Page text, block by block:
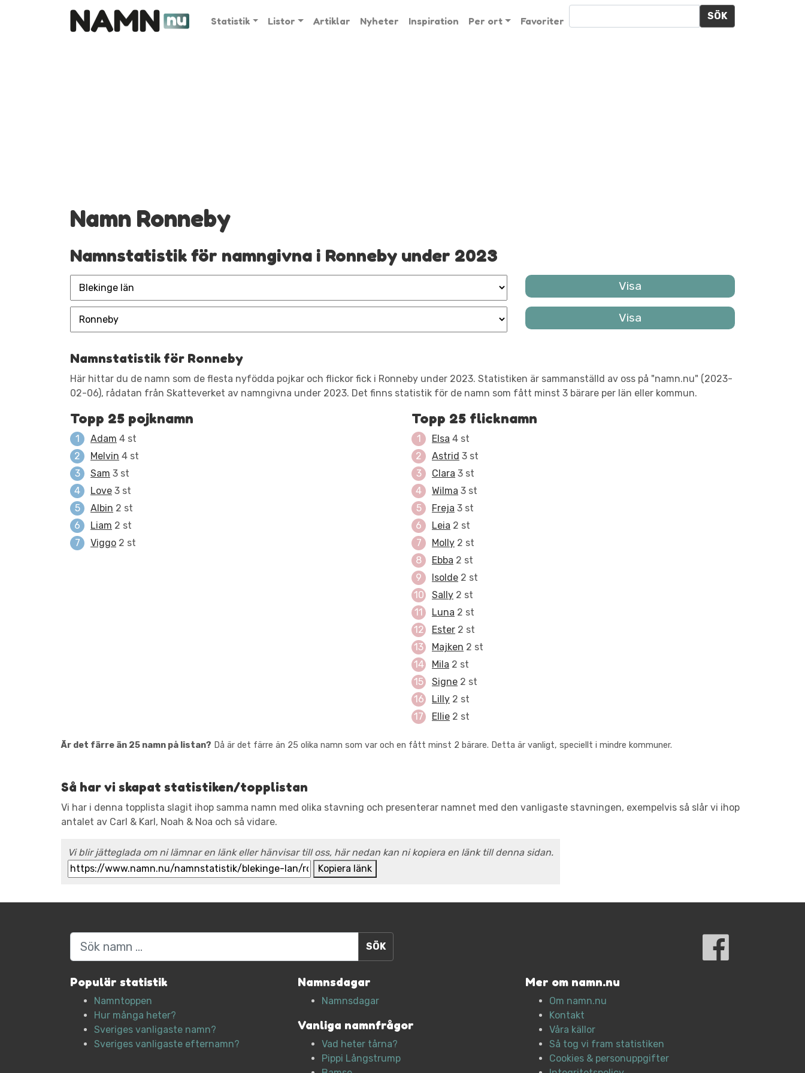
Statistik Listor Artiklar Nyheter Inspiration Per ort Favoriter SÖK
Namn Ronneby
Namnstatistik för namngivna i Ronneby under 2023
Namnstatistik för Ronneby
Här hittar du de namn som de flesta nyfödda pojkar och flickor fick i Ronneby under 2023. Statistiken är sammanställd av oss på "namn.nu" (2023-
02-06), rådatan från Skatteverket av namngivna under 2023. Det finns statistik för de namn som fått minst 3 bärare per län eller kommun.
Topp 25 pojknamn
Adam 4 st
Melvin 4 st
Sam 3 st
Love 3 st
Albin 2 st
Liam 2 st
Viggo 2 st
Topp 25 flicknamn
Elsa 4 st
Astrid 3 st
Clara 3 st
Wilma 3 st
Freja 3 st
Leia 2 st
Molly 2 st
Ebba 2 st
Isolde 2 st
Sally 2 st
Luna 2 st
Ester 2 st
Majken 2 st
Mila 2 st
Signe 2 st
Lilly 2 st
Ellie 2 st
Är det färre än 25 namn på listan? Då är det färre än 25 olika namn som var och en fått minst 2 bärare. Detta är vanligt, speciellt i mindre kommuner.
Så har vi skapat statistiken/topplistan
Vi har i denna topplista slagit ihop samma namn med olika stavning och presenterar namnet med den vanligaste stavningen, exempelvis så slår vi ihop
antalet av Carl & Karl, Noah & Noa och så vidare.
Vi blir jätteglada om ni lämnar en länk eller hänvisar till oss, här nedan kan ni kopiera en länk till denna sidan.
Kopiera länk
Sök
Populär statistik
Namntoppen
Hur många heter?
Sveriges vanligaste namn?
Sveriges vanligaste efternamn?
Namnsdagar
Namnsdagar
Vanliga namnfrågor
Vad heter tårna?
Pippi Långstrump
Mer om namn.nu
Om namn.nu
Kontakt
Våra källor
Så tog vi fram statistiken
Cookies & personuppgifter